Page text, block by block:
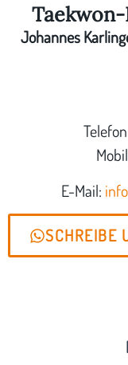
Johannes
E-Mail:
SCHREIBE